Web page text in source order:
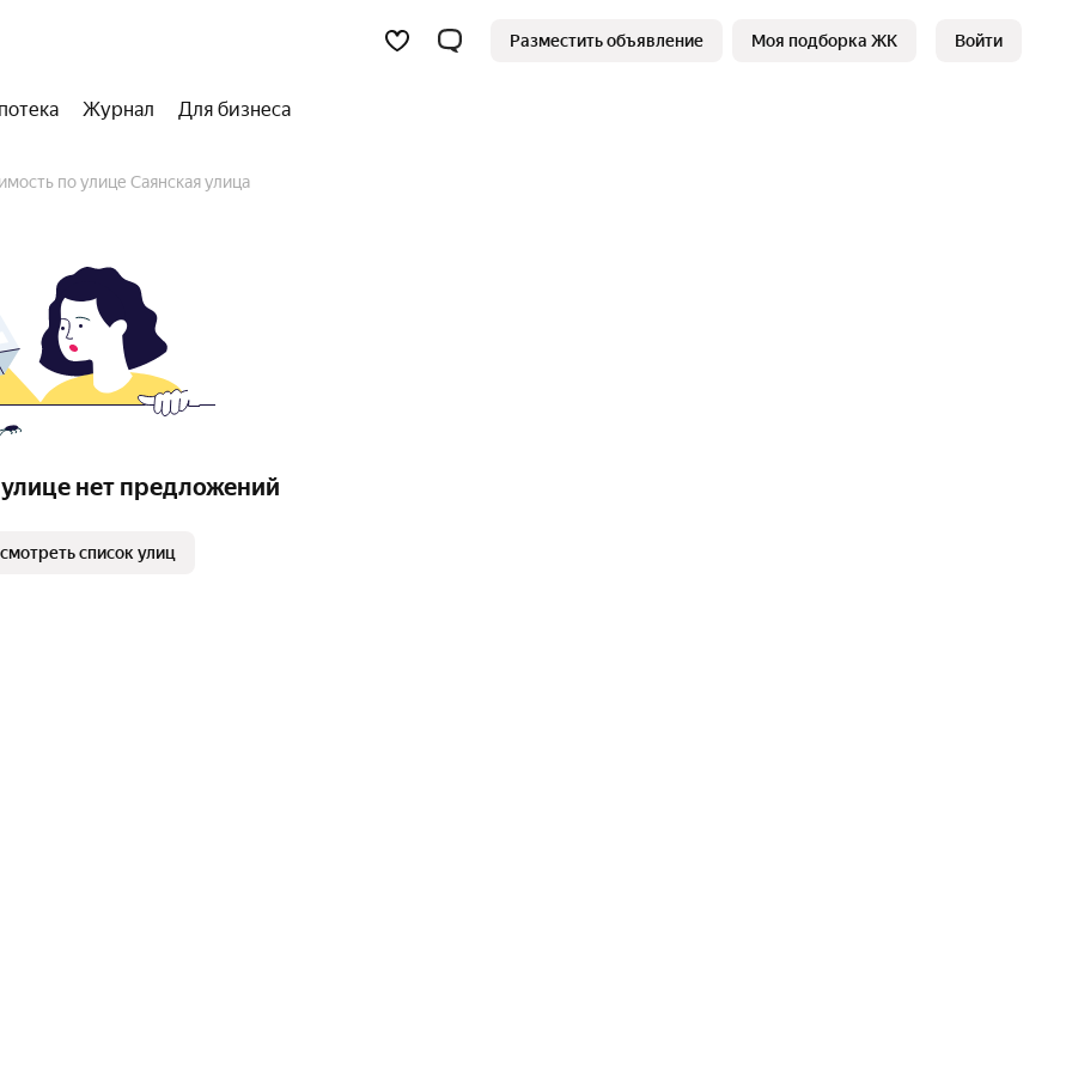
Разместить объявление Моя подборка ЖК Войти
Журнал Для бизнеса
по улице Саянская улица
нет предложений
список улиц